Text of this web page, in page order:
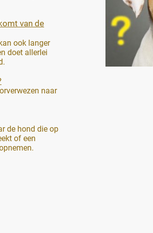
van de
ook langer
doet allerlei
naar
de hond die op
of een